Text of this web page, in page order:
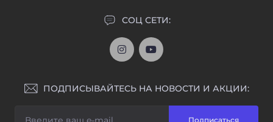
СОЦ СЕТИ:
ПОДПИСЫВАЙТЕСЬ НА НОВОСТИ И АКЦИИ:
Подписаться